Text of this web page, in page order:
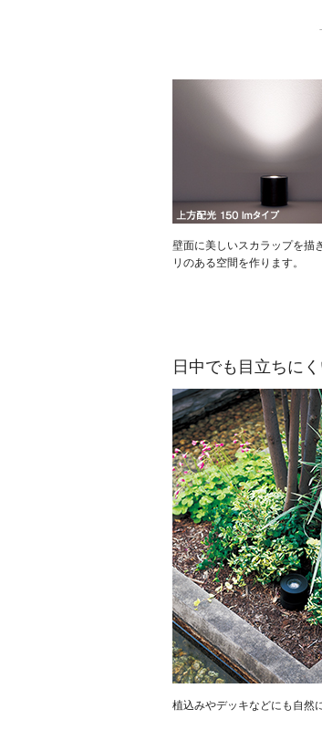
壁面に美しいスカラップを描
リのある空間を作ります。
日中でも目立ちに
植込みやデッキなどにも自然